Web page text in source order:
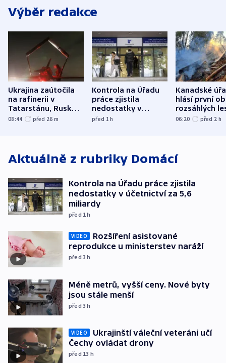
Výběr redakce
Ukrajina zaútočila
na rafinerii v
Tatarstánu, Rusko
udeřilo na Sumy a
08:44 před 26 m
Kontrola na Úřadu
práce zjistila
nedostatky v
účetnictví za 5,6
před 1h
Kanadské
hlásí první
rozsáhlých
požárů
06:20 před 2 h
Aktuálně z rubriky Domácí
Kontrola na Úřadu práce zjistila
nedostatky v účetnictví za 5,6
miliardy
před 1h
VIDEO
Rozšíření asistované
reprodukce u ministerstev naráží
před 3h
Méně metrů, vyšší ceny. Nové byty
jsou stále menší
před 3h
VIDEO
Ukrajinští váleční veteráni učí
Čechy ovládat drony
před 13 h